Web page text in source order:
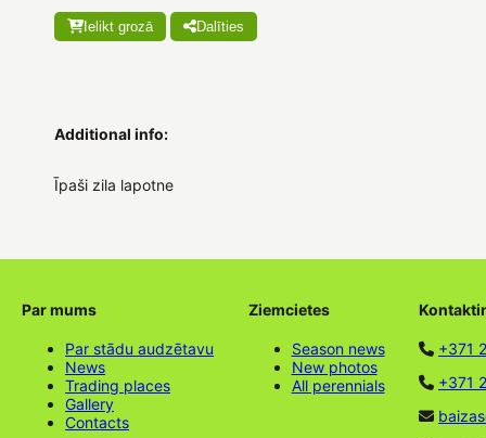
Ielikt grozā Dalīties
Additional info:
Īpaši zila lapotne
Par mums
Par stādu audzētavu
News
Trading places
Gallery
Contacts
Ziemcietes
Season news
New photos
All perennials
+371
+371